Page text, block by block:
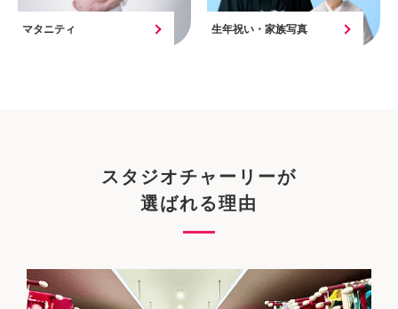
マタニティ 生年祝い・家族写真
スタジオチャーリーが
選ばれる理由